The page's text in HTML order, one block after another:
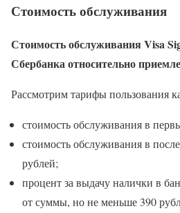
Стоимость обслуживания
Стоимость обслуживания Visa
Сбербанка относительно
Рассмотрим тарифы пользования
стоимость обслуживания в
стоимость обслуживания в
рублей;
процент за выдачу налички в
от суммы, но не меньше 390